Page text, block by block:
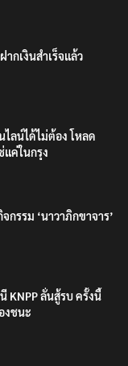
กเงินสำเร็จแล้ว
ไลน์ได้ไม่ต้อง โหลด
แค่ในกรุง
รรม ‘นาวาภิกขาจาร’
KNPP ลั่นสู้รบ ครั้งนี้
งชนะ